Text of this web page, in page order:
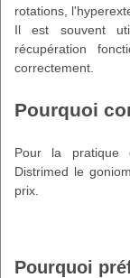
rotations,
Il est souvent
récupération
correctement.
Pourquoi
Pour la
Distrimed le
prix.
Pourquoi